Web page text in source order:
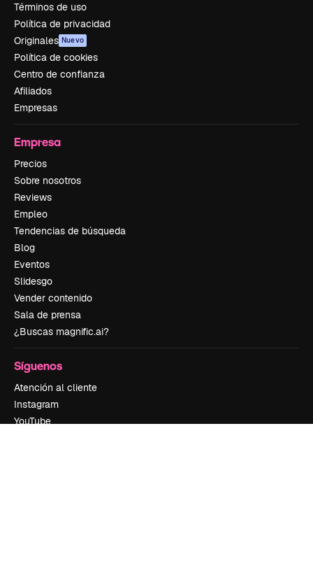
Términos de uso
Política de privacidad
Originales Nuevo
Política de cookies
Centro de confianza
Afiliados
Empresas
Empresa
Precios
Sobre nosotros
Reviews
Empleo
Tendencias de búsqueda
Blog
Eventos
Slidesgo
Vender contenido
Sala de prensa
¿Buscas magnific.ai?
Síguenos
Atención al cliente
Instagram
YouTube